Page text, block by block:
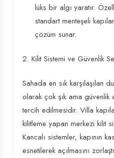
lüks bir algı yaratır.
standart menteşeli
çözüm sunar.
2. Kilit Sistemi ve Güvenlik
Sahada en sık karşılaşılan
olarak çok şık ama güvenlik
tercih edilmesidir. Villa
kilitleme yapan merkezi kilit
Kancalı sistemler, kapının
esnetilerek açılmasını